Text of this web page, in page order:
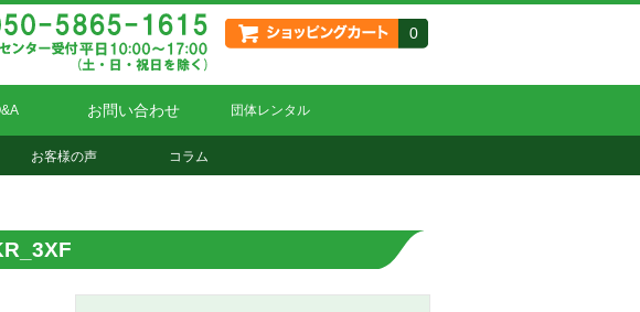
0
お問い合わせ 団体レンタル
お客様の声 コラム